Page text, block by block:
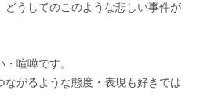
どうしてのこのような悲しい事件が
喧嘩です。
ながるような態度・表現も好きでは